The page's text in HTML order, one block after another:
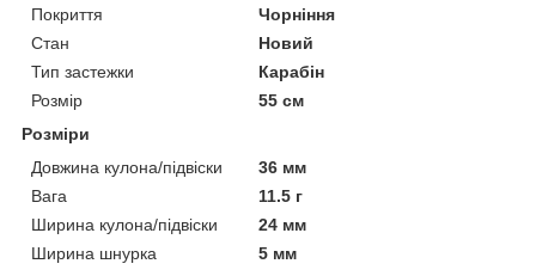
Покриття
Чорніння
Стан
Новий
Тип застежки
Карабін
Розмір
55 см
Розміри
Довжина кулона/підвіски
36 мм
Вага
11.5 г
Ширина кулона/підвіски
24 мм
Ширина шнурка
5 мм